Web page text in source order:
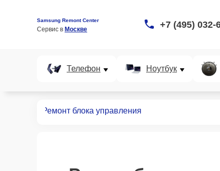
Samsung Remont Center
Сервис в Москве +7 (495) 032-
Телефон Ноутбук
Ремонт блока управления